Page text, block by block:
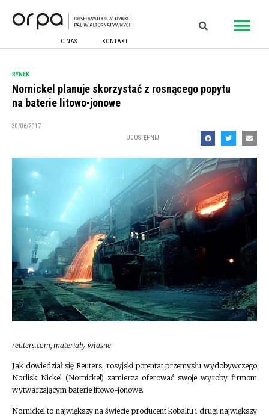
O NAS KONTAKT
RYNEK
Nornickel planuje skorzystać z rosnącego popytu
na baterie litowo-jonowe
30/06/2017
UDOSTĘPNIJ
reuters.com, materiały własne
Jak dowiedział się Reuters, rosyjski potentat przemysłu wydobywczego
Norlisk Nickel (Nornickel) zamierza oferować swoje wyroby firmom
wytwarzającym baterie litowo-jonowe.
Nornickel to największy na świecie producent kobaltu i drugi największy